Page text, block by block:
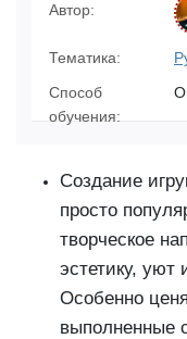
Автор:
Тематика:
Способ
обучения:
Создание
просто
творческое
эстетику, уют
Особенно
выполненные